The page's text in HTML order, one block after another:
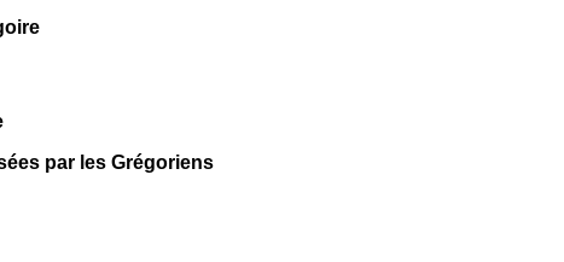
par les Grégoriens